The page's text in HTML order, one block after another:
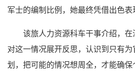
军士的编制比例，她最终凭借出色表
该旅人力资源科车干事介绍，
对这一情况展开反思，认识到只有
划，把可能的情况想周全，才能确